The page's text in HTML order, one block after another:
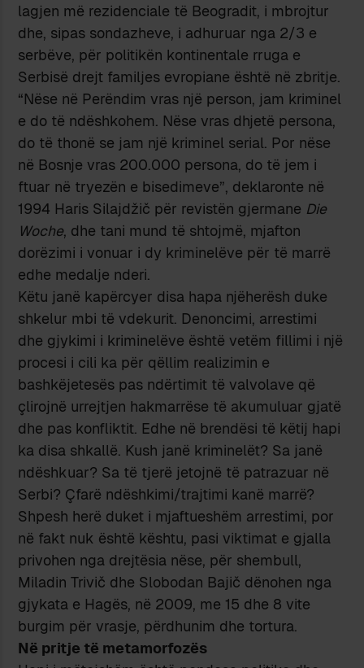
lagjen më rezidenciale të Beogradit, i mbrojtur
dhe, sipas sondazheve, i adhuruar nga 2/3 e
serbëve, për politikën kontinentale rruga e
Serbisë drejt familjes evropiane është në zbritje.
“Nëse në Perëndim vras një person, jam kriminel
e do të ndëshkohem. Nëse vras dhjetë persona,
do të thonë se jam një kriminel serial. Por nëse
në Bosnje vras 200.000 persona, do të jem i
ftuar në tryezën e bisedimeve”, deklaronte në
1994 Haris Silajdžič për revistën gjermane Die
Woche, dhe tani mund të shtojmë, mjafton
dorëzimi i vonuar i dy kriminelëve për të marrë
edhe medalje nderi.
Këtu janë kapërcyer disa hapa njëherësh duke
shkelur mbi të vdekurit. Denoncimi, arrestimi
dhe gjykimi i kriminelëve është vetëm fillimi i një
procesi i cili ka për qëllim realizimin e
bashkëjetesës pas ndërtimit të valvolave që
çlirojnë urrejtjen hakmarrëse të akumuluar gjatë
dhe pas konfliktit. Edhe në brendësi të këtij hapi
ka disa shkallë. Kush janë kriminelët? Sa janë
ndëshkuar? Sa të tjerë jetojnë të patrazuar në
Serbi? Çfarë ndëshkimi/trajtimi kanë marrë?
Shpesh herë duket i mjaftueshëm arrestimi, por
në fakt nuk është kështu, pasi viktimat e gjalla
privohen nga drejtësia nëse, për shembull,
Miladin Trivič dhe Slobodan Bajič dënohen nga
gjykata e Hagës, në 2009, me 15 dhe 8 vite
burgim për vrasje, përdhunim dhe tortura.
Në pritje të metamorfozës